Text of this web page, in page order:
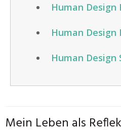
Human Design
Human Design
Human Design
Mein Leben als